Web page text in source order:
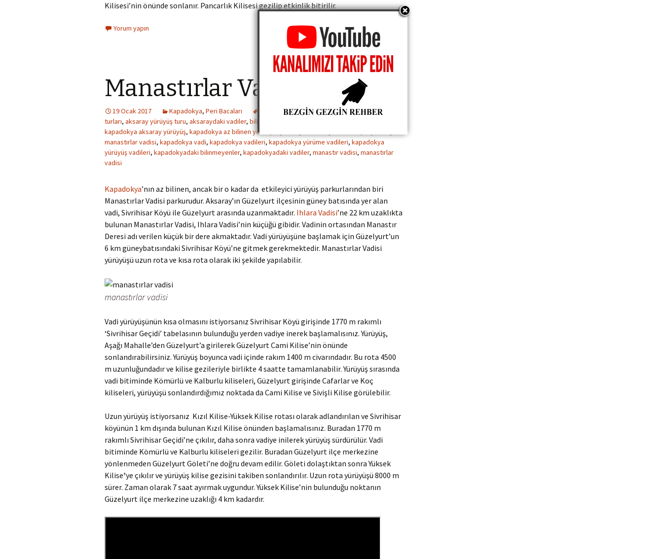
Kilisesi’nin önünde sonlanır. Pancarlık Kilisesi gezilip etkinlik bitirilir.
Yorum yapın
Manastırlar Vadisi
19 Ocak 2017 Kapadokya, Peri Bacaları aksaray vadileri,aksaray vadisi,aksaray yürüyüş
turları, aksaray yürüyüş turu, aksaraydaki vadiler, bilinmeyen kapadokya
kapadokya aksaray yürüyüş, kapadokya az bilinen yerler
manastırlar vadisi, kapadokya vadi, kapadokya vadileri, kapadokya yürüme vadileri, kapadokya
yürüyüş vadileri, kapadokyadaki bilinmeyenler, kapadokyadaki vadiler, manastır vadisi, manastırlar
vadisi
Kapadokya’nın az bilinen, ancak bir o kadar da etkileyici yürüyüş parkurlarından biri
Manastırlar Vadisi parkurudur. Aksaray’ın Güzelyurt ilçesinin güney batısında yer alan
vadi, Sivrihisar Köyü ile Güzelyurt arasında uzanmaktadır. Ihlara Vadisi’ne 22 km uzaklıkta
bulunan Manastırlar Vadisi, Ihlara Vadisi’nin küçüğü gibidir. Vadinin ortasından Manastır
Deresi adı verilen küçük bir dere akmaktadır. Vadi yürüyüşüne başlamak için Güzelyurt’un
6 km güneybatısındaki Sivrihisar Köyü’ne gitmek gerekmektedir. Manastırlar Vadisi
yürüyüşü uzun rota ve kısa rota olarak iki şekilde yapılabilir.
manastırlar vadisi
Vadi yürüyüşünün kısa olmasını istiyorsanız Sivrihisar Köyü girişinde 1770 m rakımlı
‘Sivrihisar Geçidi’ tabelasının bulunduğu yerden vadiye inerek başlamalısınız. Yürüyüş,
Aşağı Mahalle’den Güzelyurt’a girilerek Güzelyurt Cami Kilise’nin önünde
sonlandırabilirsiniz. Yürüyüş boyunca vadi içinde rakım 1400 m civarındadır. Bu rota 4500
m uzunluğundadır ve kilise gezileriyle birlikte 4 saatte tamamlanabilir. Yürüyüş sırasında
vadi bitiminde Kömürlü ve Kalburlu kiliseleri, Güzelyurt girişinde Cafarlar ve Koç
kiliseleri, yürüyüşü sonlandırdığımız noktada da Cami Kilise ve Sivişli Kilise görülebilir.
Uzun yürüyüş istiyorsanız Kızıl Kilise-Yüksek Kilise rotası olarak adlandırılan ve Sivrihisar
köyünün 1 km dışında bulunan Kızıl Kilise önünden başlamalısınız. Buradan 1770 m
rakımlı Sivrihisar Geçidi’ne çıkılır, daha sonra vadiye inilerek yürüyüş sürdürülür. Vadi
bitiminde Kömürlü ve Kalburlu kiliseleri gezilir. Buradan Güzelyurt ilçe merkezine
yönlenmeden Güzelyurt Göleti’ne doğru devam edilir. Göleti dolaştıktan sonra Yüksek
Kilise’ye çıkılır ve yürüyüş kilise gezisini takiben sonlandırılır. Uzun rota yürüyüşü 8000 m
sürer. Zaman olarak 7 saat ayırmak uygundur. Yüksek Kilise’nin bulunduğu noktanın
Güzelyurt ilçe merkezine uzaklığı 4 km kadardır.